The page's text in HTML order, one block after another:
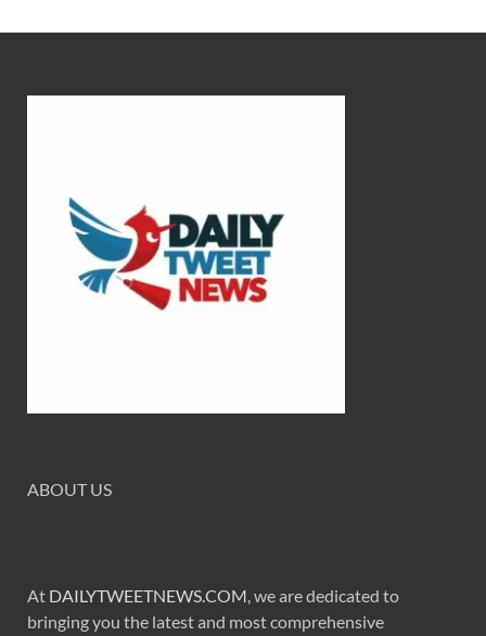
ABOUT US
At DAILYTWEETNEWS.COM, we are dedicated to
bringing you the latest and most comprehensive